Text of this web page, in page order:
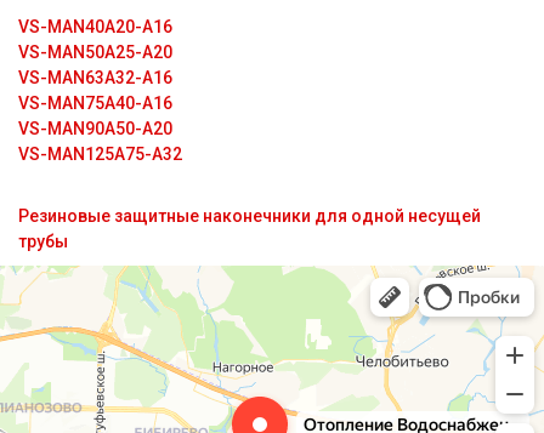
VS-MAN40A20-A16
VS-MAN50A25-A20
VS-MAN63A32-A16
VS-MAN75A40-A16
VS-MAN90A50-A20
VS-MAN125A75-A32
Резиновые защитные наконечники для одной несущей
трубы